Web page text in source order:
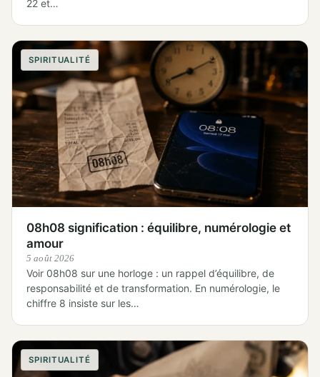
22 et…
SPIRITUALITÉ
08h08 signification : équilibre, numérologie et
amour
5 août 2026
Voir 08h08 sur une horloge : un rappel d’équilibre, de
responsabilité et de transformation. En numérologie, le
chiffre 8 insiste sur les…
SPIRITUALITÉ